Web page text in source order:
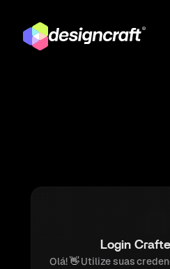
Login
Olá! 👋 Utilize suas